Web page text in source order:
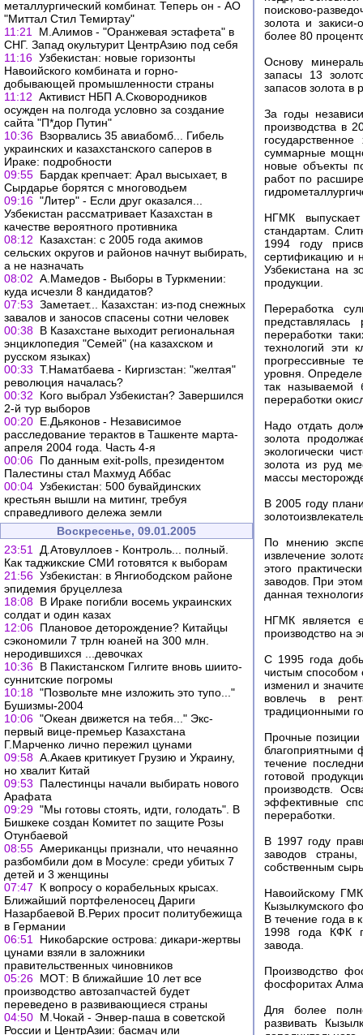
металлургический комбинат. Теперь он - АО
"Миттал Стил Темиртау"
11:21
М.Алимов - "Оранжевая эстафета" в
СНГ. Запад окультурит ЦентрАзию под себя
11:16 Узбекистан: новые горизонты
Навоийского комбината и горно-
добывающей промышленности страны
11:12 Активист НБП А.Сковородников
осужден на полгода условно за создание
сайта "П*дор Путин"
10:36 Взорвались 35 авиабомб... Гибель
украинских и казахстанского саперов в
Ираке: подробности
09:55 Бардак крепчает: Арал высыхает, в
Сырдарье борятся с многоводьем
09:16 "Литер" - Если друг оказался...
Узбекистан рассматривает Казахстан в
качестве вероятного противника
08:12
Казахстан: с 2005 года акимов
сельских округов и районов начнут выбирать,
а не назначать
08:02 А.Мамедов - Выборы в Туркмении:
куда исчезли 8 кандидатов?
07:53 Заметает... Казахстан: из-под снежных
завалов и заносов спасены сотни человек
00:38 В Казахстане выходит региональная
энциклопедия "Семей" (на казахском и
русском языках)
00:33 Т.Наматбаева - Киргизстан: "желтая"
революция началась?
00:32
Кого выбрал Узбекистан? Завершился
2-й тур выборов
00:20 Е.Дьяконов - Независимое
расследование терактов в Ташкенте марта-
апреля 2004 года. Часть 4-я
00:06 По данным exit-polls, президентом
Палестины стал Махмуд Аббас
00:04 Узбекистан: 500 бувайдинских
крестьян вышли на митинг, требуя
справедливого дележа земли
Воскресенье, 09.01.2005
23:51
Д.Атовуллоев - Контроль... полный.
Как таджикские СМИ готовятся к выборам
21:56 Узбекистан: в Янгиободском районе
эпидемия бруцеллеза
18:08 В Ираке погибли восемь украинских
солдат и один казах
12:06 Плановое деторождение? Китайцы
сэкономили 7 трлн юаней на 300 млн.
неродившихся ...девочках
10:36 В Пакистанском Гилгите вновь шиито-
суннитские погромы
10:18 "Позвольте мне изложить это тупо..."
Бушизмы-2004
10:06 "Океан движется на тебя..." Экс-
первый вице-премьер Казахстана
Г.Марченко лично пережил цунами
09:58 А.Акаев критикует Грузию и Украину,
но хвалит Китай
09:53
Палестинцы начали выбирать нового
Арафата
09:29 "Мы готовы стоять, идти, голодать". В
Бишкеке создан Комитет по защите Розы
Отунбаевой
08:55 Американцы признали, что нечаянно
разбомбили дом в Мосуле: среди убитых 7
детей и 3 женщины
07:47
К вопросу о корабельных крысах.
Ближайший портфеленосец Дариги
Назарбаевой В.Рерих просит политубежища
в Германии
06:51
Никобарские острова: дикари-жертвы
цунами взяли в заложники
правительственных чиновников
05:26 МОТ: В ближайшие 10 лет все
производство автозапчастей будет
переведено в развивающиеся страны
04:50 М.Чокай - Энвер-паша в советской
России и ЦентрАзии: басмач или
поисково-
золота и
более 80
Основу
запасы 13
запасов золота в
За годы
производства в
суммарные
новые объекты
работ по
НГМК
стандартам.
1994 году
сертификацию и
Узбекистана на
продукции.
Переработка
переработки
технологий эти
прогрессивные
уровня.
так называемой
переработки
Надо отдать
золота
экологически
золота из руд
массы
В 2005 году
По мнению
извлечение
этого
заводов. При
данная
НГМК является
производство на
С 1995 года
чистым способом
изменил и
вовлечь в
традиционными
Прочные
благоприятными
течение
готовой
производств.
эффективные
переработки.
В 1997 году
заводов
собственным
Навоийскому
Кызылкумского
В течение года в
1998 года КФК
завода.
Производство
фосфоритах
Для более
развивать